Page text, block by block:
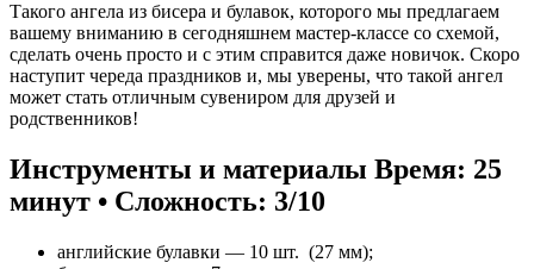
Такого ангела из бисера и булавок, которого мы предлагаем
вашему вниманию в сегодняшнем мастер-классе со схемой,
сделать очень просто и с этим справится даже новичок. Скоро
наступит череда праздников и, мы уверены, что такой ангел
может стать отличным сувениром для друзей и
родственников!
Инструменты и материалы Время: 25
минут • Сложность: 3/10
английские булавки — 10 шт. (27 мм);